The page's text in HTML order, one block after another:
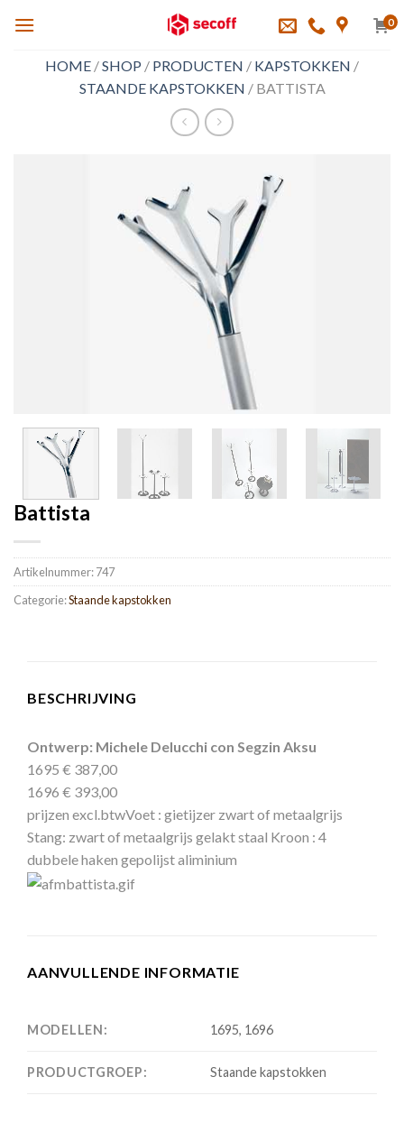
0
HOME /SHOP / PRODUCTEN / KAPSTOKKEN /
STAANDE KAPSTOKKEN / BATTISTA
Battista
Artikelnummer:747
Categorie:Staande kapstokken
BESCHRIJVING
Ontwerp: Michele Delucchi con Segzin Aksu
1695 € 387,00
1696 € 393,00
prijzen excl.btwVoet : gietijzer zwart of metaalgrijs
Stang: zwart of metaalgrijs gelakt staal Kroon : 4
dubbele haken gepolijst aliminium
AANVULLENDE INFORMATIE
MODELLEN: 1695, 1696
PRODUCTGROEP: Staande kapstokken